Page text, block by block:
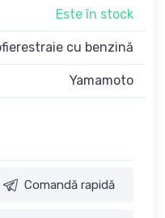
Este în stock
cu benzină
Yamamoto
Comandă rapidă